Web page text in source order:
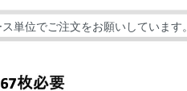
単位でご注文をお願いしています。